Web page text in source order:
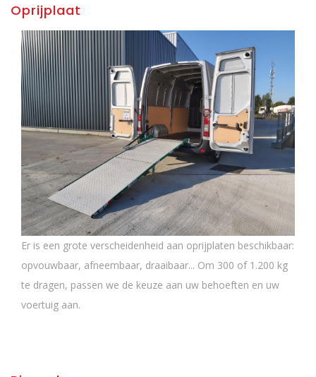
Oprijplaat
Er is een grote verscheidenheid aan oprijplaten beschikbaar:
opvouwbaar, afneembaar, draaibaar... Om 300 of 1.200 kg
te dragen, passen we de keuze aan uw behoeften en uw
voertuig aan.